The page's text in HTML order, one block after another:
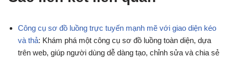
Công cụ sơ đồ luồng trực tuyến mạnh mẽ với giao diện kéo
và thả: Khám phá một công cụ sơ đồ luồng toàn diện, dựa
trên web, giúp người dùng dễ dàng tạo, chỉnh sửa và chia sẻ